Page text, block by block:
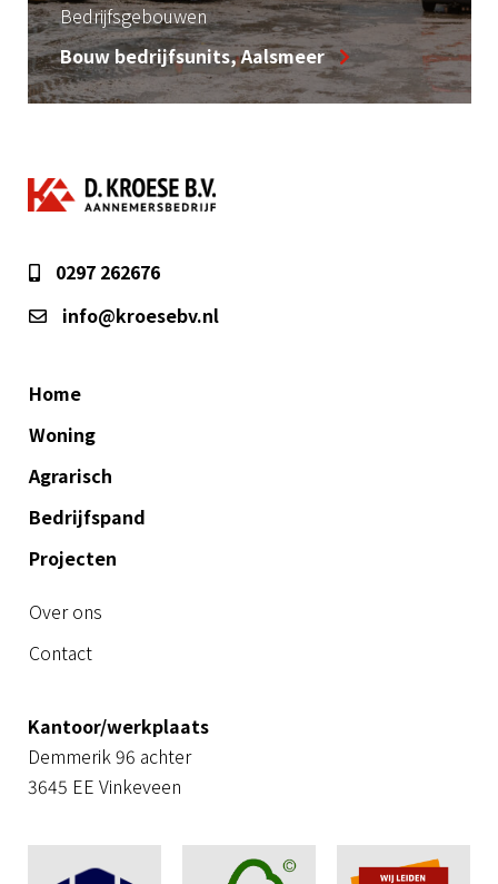
Bedrijfsgebouwen
Bouw bedrijfsunits, Aalsmeer
0297 262676
info@kroesebv.nl
Home
Woning
Agrarisch
Bedrijfspand
Projecten
Over ons
Contact
Kantoor/werkplaats
Demmerik 96 achter
3645 EE Vinkeveen